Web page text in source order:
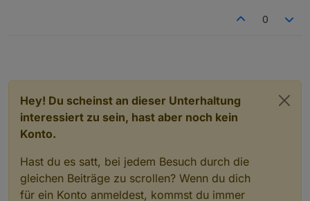
0
Hey! Du scheinst an dieser Unterhaltung
interessiert zu sein, hast aber noch kein
Konto.
Hast du es satt, bei jedem Besuch durch die
gleichen Beiträge zu scrollen? Wenn du dich
für ein Konto anmeldest, kommst du immer